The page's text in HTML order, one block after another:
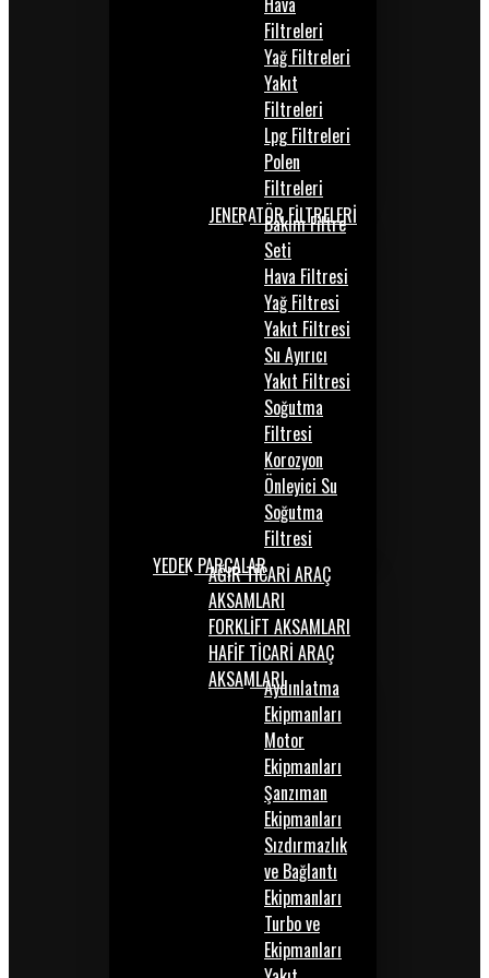
Filtreleri
Yağ Filtreleri
Yakıt
Filtreleri
Lpg Filtreleri
Polen
Filtreleri
JENERATÖR FİLTRELERİ
Bakım Filtre
Seti
Hava Filtresi
Yağ Filtresi
Yakıt Filtresi
Su Ayırıcı
Yakıt Filtresi
Soğutma
Filtresi
Korozyon
Önleyici Su
Soğutma
Filtresi
YEDEK PARÇALARAĞIR TİCARİ ARAÇ
AKSAMLARI
FORKLİFT AKSAMLARI
HAFİF TİCARİ ARAÇ
AKSAMLARIAydınlatma
Ekipmanları
Motor
Ekipmanları
Şanzıman
Ekipmanları
Sızdırmazlık
ve Bağlantı
Ekipmanları
Turbo ve
Ekipmanları